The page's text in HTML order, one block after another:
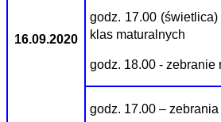
16.09.2020
godz. 17.00
klas maturalnych
godz. 18.00 -
godz. 17.00 –